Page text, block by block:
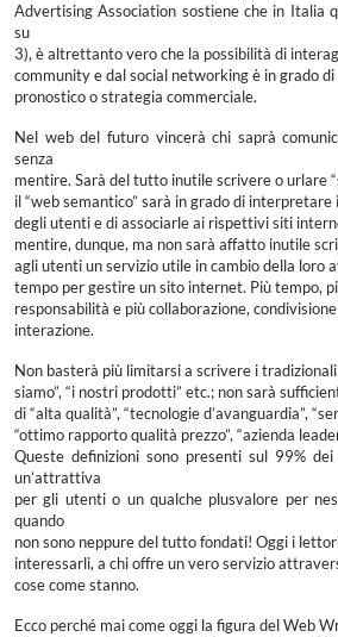
Advertising Association sostiene che in Italia
su
3), è altrettanto vero che la possibilità di
community e dal social networking è in grado
pronostico o strategia commerciale.
Nel web del futuro vincerà chi saprà
senza
mentire. Sarà del tutto inutile scrivere o urlare
il “web semantico” sarà in grado di
degli utenti e di associarle ai rispettivi siti
mentire, dunque, ma non sarà affatto inutile
agli utenti un servizio utile in cambio della loro
tempo per gestire un sito internet. Più tempo,
responsabilità e più collaborazione,
interazione.
Non basterà più limitarsi a scrivere i tradizionali
siamo”, “i nostri prodotti” etc.; non sarà
di “alta qualità”, “tecnologie d’avanguardia”,
“ottimo rapporto qualità prezzo”, “azienda
Queste definizioni sono presenti sul 99%
un’attrattiva
per gli utenti o un qualche plusvalore per
quando
non sono neppure del tutto fondati! Oggi i
interessarli, a chi offre un vero servizio
cose come stanno.
Ecco perché mai come oggi la figura del Web